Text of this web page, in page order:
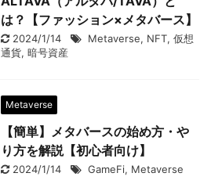
は？【ファッション×メタバース】
2024/1/14 Metaverse, NFT, 仮想
通貨, 暗号資産
Metaverse
【簡単】メタバースの始め方・や
り方を解説【初心者向け】
2024/1/14 GameFi, Metaverse